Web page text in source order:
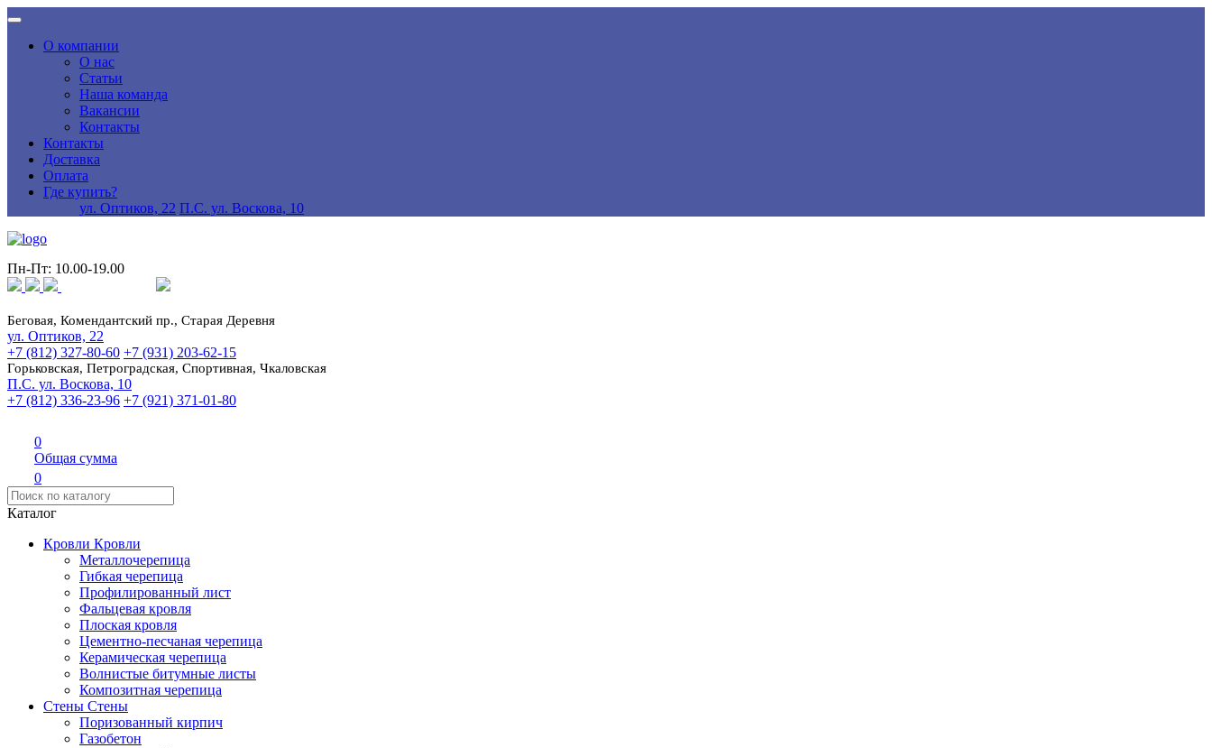
О компании
О нас
Статьи
Наша команда
Вакансии
Контакты
Контакты
Доставка
Оплата
Где купить?
ул. Оптиков, 22 П.С. ул. Воскова, 10
Пн-Пт: 10.00-19.00
Беговая, Комендантский пр., Старая Деревня
ул. Оптиков, 22
+7 (812) 327-80-60 +7 (931) 203-62-15
Горьковская, Петроградская, Спортивная, Чкаловская
П.С. ул. Воскова, 10
+7 (812) 336-23-96 +7 (921) 371-01-80
0
Общая сумма
0
Каталог
Кровли Кровли
Металлочерепица
Гибкая черепица
Профилированный лист
Фальцевая кровля
Плоская кровля
Цементно-песчаная черепица
Керамическая черепица
Волнистые битумные листы
Композитная черепица
Стены Стены
Поризованный кирпич
Газобетон